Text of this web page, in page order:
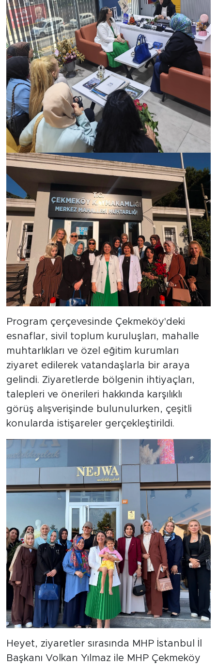
Program çerçevesinde Çekmeköy'deki
esnaflar, sivil toplum kuruluşları, mahalle
muhtarlıkları ve özel eğitim kurumları
ziyaret edilerek vatandaşlarla bir araya
gelindi. Ziyaretlerde bölgenin ihtiyaçları,
talepleri ve önerileri hakkında karşılıklı
görüş alışverişinde bulunulurken, çeşitli
konularda istişareler gerçekleştirildi.
Heyet, ziyaretler sırasında MHP İstanbul İl
Başkanı Volkan Yılmaz ile MHP Çekmeköy